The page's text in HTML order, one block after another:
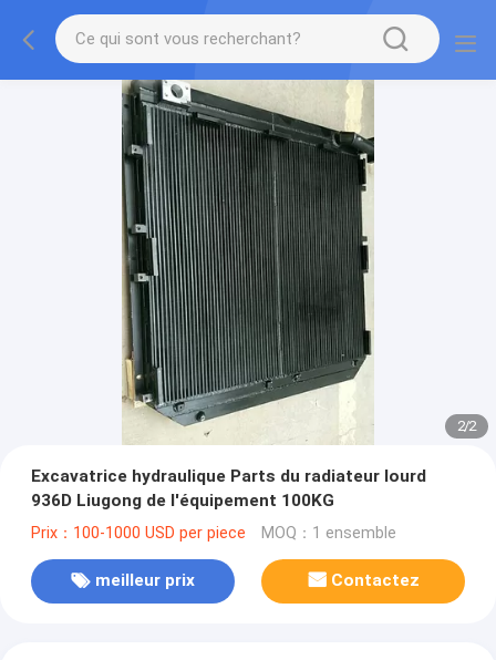
2/2
Excavatrice hydraulique Parts du radiateur lourd
936D Liugong de l'équipement 100KG
Prix：100-1000 USD per piece MOQ：1 ensemble
meilleur prix Contactez